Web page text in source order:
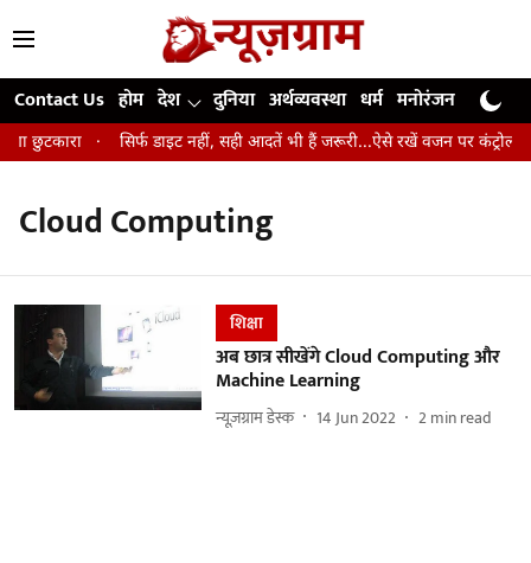
Contact Us होम देश दुनिया अर्थव्यवस्था धर्म मनोरंजन खेल
छुटकारा सिर्फ डाइट नहीं, सही आदतें भी हैं जरूरी...ऐसे रखें वजन पर कंट्रोल
Cloud Computing
शिक्षा
अब छात्र सीखेंगे Cloud Computing और
Machine Learning
न्यूज़ग्राम डेस्क 14 Jun 2022 2min read